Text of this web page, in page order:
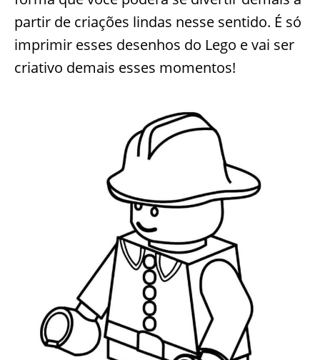
partir de criações lindas nesse sentido. É só
imprimir esses desenhos do Lego e vai ser
criativo demais esses momentos!